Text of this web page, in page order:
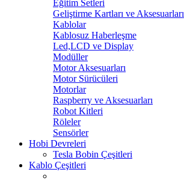
Eğitim Setleri
Geliştirme Kartları ve Aksesuarları
Kablolar
Kablosuz Haberleşme
Led,LCD ve Display
Modüller
Motor Aksesuarları
Motor Sürücüleri
Motorlar
Raspberry ve Aksesuarları
Robot Kitleri
Röleler
Sensörler
Hobi Devreleri
Tesla Bobin Çeşitleri
Kablo Çeşitleri